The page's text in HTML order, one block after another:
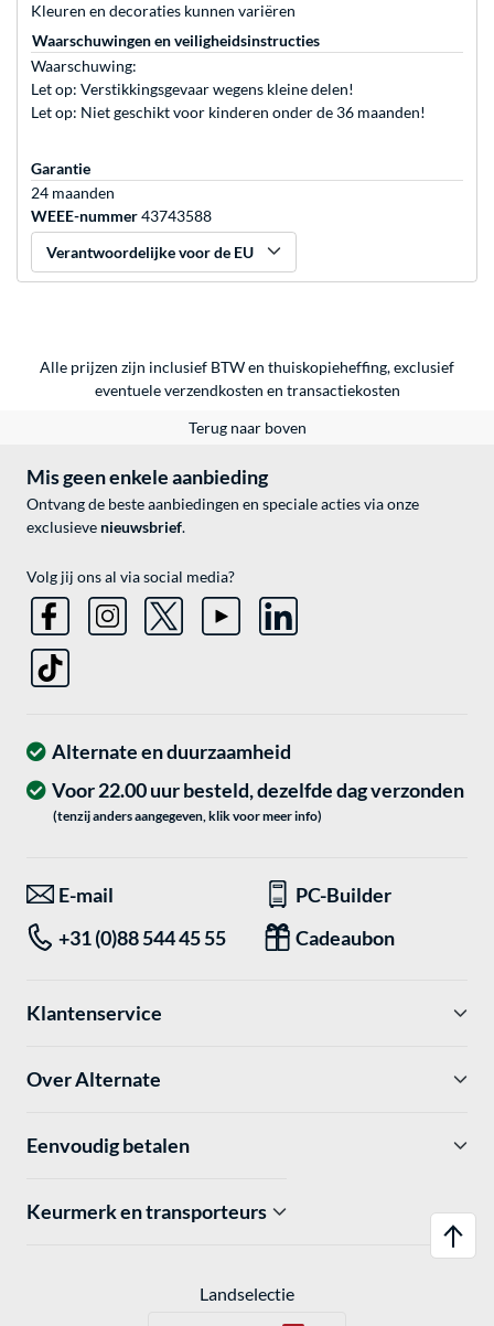
Kleuren en decoraties kunnen variëren
Waarschuwingen en veiligheidsinstructies
Waarschuwing:
Let op: Verstikkingsgevaar wegens kleine delen!
Let op: Niet geschikt voor kinderen onder de 36 maanden!
Garantie
24 maanden
WEEE-nummer43743588
Verantwoordelijke voor de EU
Alle prijzen zijn inclusief BTW en thuiskopieheffing, exclusief
eventueleverzendkosten en transactiekosten
Terug naar boven
Mis geen enkele aanbieding
Ontvang de beste aanbiedingen en speciale acties via onze
exclusieve nieuwsbrief.
Volg jij ons al via social media?
Alternate en duurzaamheid
Voor 22.00 uur besteld, dezelfde dag verzonden
(tenzij anders aangegeven, klik voor meer info)
E-mail
PC-Builder
+31 (0)88 544 45 55
Cadeaubon
Klantenservice
Over Alternate
Eenvoudig betalen
Keurmerk en transporteurs
Landselectie